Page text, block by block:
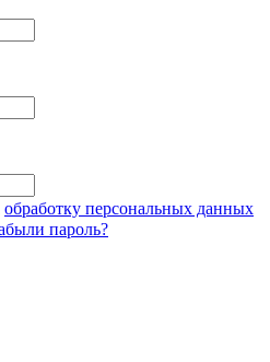
обработку персональных данных
пароль?